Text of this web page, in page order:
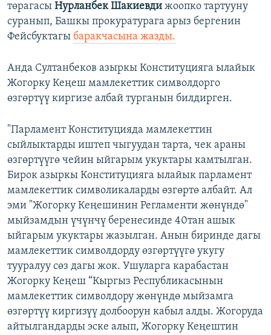
төрагасы Нурланбек Шакиевди жоопко тартууну
суранып, Башкы прокуратурага арыз бергенин
Фейсбуктагы баракчасына жазды.
Анда Султанбеков азыркы Конституцияга ылайык
Жогорку Кеңеш мамлекеттик символдорго
өзгөртүү киргизе албай турганын билдирген.
"Парламент Конституцияда мамлекеттин
сыйлыктарды иштеп чыгуудан тарта, чек араны
өзгөртүүгө чейин ыйгарым укуктары камтылган.
Бирок азыркы Конституцияга ылайык парламент
мамлекеттик символикаларды өзгөртө албайт. Ал
эми "Жогорку Кеңешинин Регламенти жөнүндө"
мыйзамдын үчүнчү беренесинде 40тан ашык
ыйгарым укуктары жазылган. Анын биринде дагы
мамлекеттик символдорду өзгөртүүгө укугу
тууралуу сөз дагы жок. Ушуларга карабастан
Жогорку Кеңеш “Кыргыз Республикасынын
мамлекеттик символдору жөнүндө мыйзамга
өзгөртүү киргизүү долбоорун кабыл алды. Жогоруда
айтылгандарды эске алып, Жогорку Кеңештин